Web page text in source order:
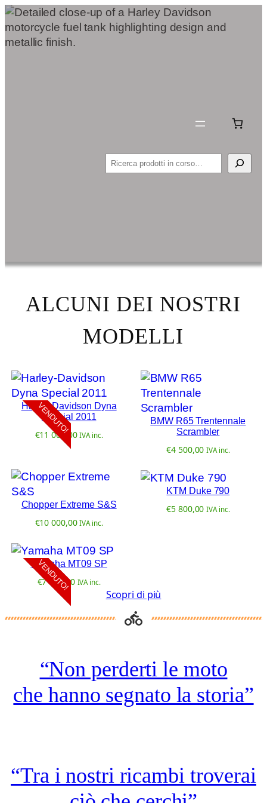
Cerca
ALCUNI DEI NOSTRI
MODELLI
VENDUTO!
Harley-Davidson Dyna
Special 2011
€11 000,00 IVA inc.
BMW R65 Trentennale
Scrambler
€4 500,00 IVA inc.
Chopper Extreme S&S
€10 000,00 IVA inc.
KTM Duke 790
€5 800,00 IVA inc.
VENDUTO!
Yamaha MT09 SP
€7 500,00 IVA inc.
Scopri di più
“Non perderti le moto
che hanno segnato la storia”
“Tra i nostri ricambi troverai